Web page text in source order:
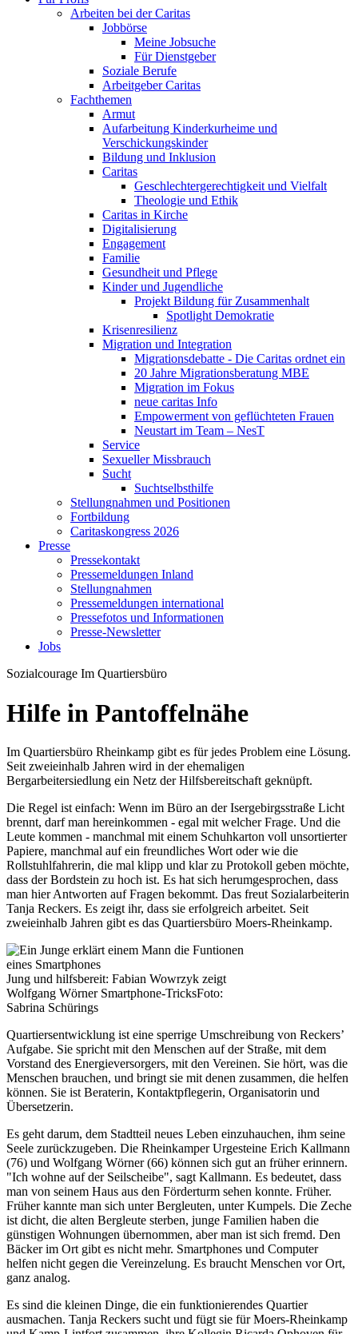
Arbeiten bei der Caritas
Jobbörse
Meine Jobsuche
Für Dienstgeber
Soziale Berufe
Arbeitgeber Caritas
Fachthemen
Armut
Aufarbeitung Kinderkurheime und
Verschickungskinder
Bildung und Inklusion
Caritas
Geschlechtergerechtigkeit und Vielfalt
Theologie und Ethik
Caritas in Kirche
Digitalisierung
Engagement
Familie
Gesundheit und Pflege
Kinder und Jugendliche
Projekt Bildung für Zusammenhalt
Spotlight Demokratie
Krisenresilienz
Migration und Integration
Migrationsdebatte - Die Caritas ordnet ein
20 Jahre Migrationsberatung MBE
Migration im Fokus
neue caritas Info
Empowerment von geflüchteten Frauen
Neustart im Team – NesT
Service
Sexueller Missbrauch
Sucht
Suchtselbsthilfe
Stellungnahmen und Positionen
Fortbildung
Caritaskongress 2026
Presse
Pressekontakt
Pressemeldungen Inland
Stellungnahmen
Pressemeldungen international
Pressefotos und Informationen
Presse-Newsletter
Jobs
Sozialcourage Im Quartiersbüro
Hilfe in Pantoffelnähe
Im Quartiersbüro Rheinkamp gibt es für jedes Problem eine Lösung.
Seit zweieinhalb Jahren wird in der ehemaligen
Bergarbeitersiedlung ein Netz der Hilfsbereitschaft geknüpft.
Die Regel ist einfach: Wenn im Büro an der Isergebirgsstraße Licht
brennt, darf man hereinkommen - egal mit welcher Frage. Und die
Leute kommen - manchmal mit einem Schuhkarton voll unsortierter
Papiere, manchmal auf ein freundliches Wort oder wie die
Rollstuhlfahrerin, die mal klipp und klar zu Protokoll geben möchte,
dass der Bordstein zu hoch ist. Es hat sich herumgesprochen, dass
man hier Antworten auf Fragen bekommt. Das freut Sozialarbeiterin
Tanja Reckers. Es zeigt ihr, dass sie erfolgreich arbeitet. Seit
zweieinhalb Jahren gibt es das Quartiersbüro Moers-Rheinkamp.
Jung und hilfsbereit: Fabian Wowrzyk zeigt
Wolfgang Wörner Smartphone-TricksFoto:
Sabrina Schürings
Quartiersentwicklung ist eine sperrige Umschreibung von Reckers’
Aufgabe. Sie spricht mit den Menschen auf der Straße, mit dem
Vorstand des Energieversorgers, mit den Vereinen. Sie hört, was die
Menschen brauchen, und bringt sie mit denen zusammen, die helfen
können. Sie ist Beraterin, Kontaktpflegerin, Organisatorin und
Übersetzerin.
Es geht darum, dem Stadtteil neues Leben einzuhauchen, ihm seine
Seele zurückzugeben. Die Rheinkamper Urgesteine Erich Kallmann
(76) und Wolfgang Wörner (66) können sich gut an früher erinnern.
"Ich wohne auf der Seilscheibe", sagt Kallmann. Es bedeutet, dass
man von seinem Haus aus den Förderturm sehen konnte. Früher.
Früher kannte man sich unter Bergleuten, unter Kumpels. Die Zeche
ist dicht, die alten Bergleute sterben, junge Familien haben die
günstigen Wohnungen übernommen, aber man ist sich fremd. Den
Bäcker im Ort gibt es nicht mehr. Smartphones und Computer
helfen nicht gegen die Vereinzelung. Es braucht Menschen vor Ort,
ganz analog.
Es sind die kleinen Dinge, die ein funk­tionierendes Quartier
ausmachen. Tanja Reckers sucht und fügt sie für Moers-Rheinkamp